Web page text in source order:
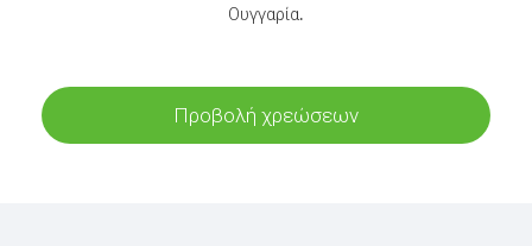
Ουγγαρία.
Προβολή χρεώσεων